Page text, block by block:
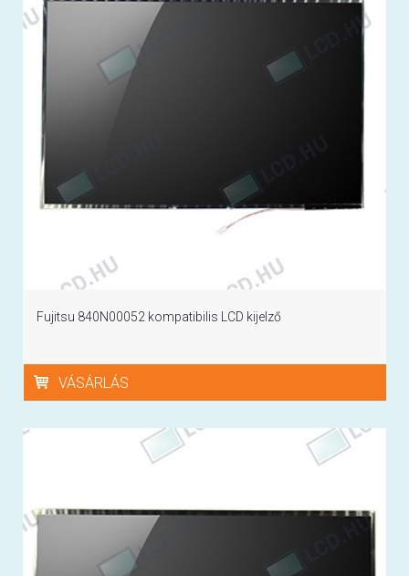
Fujitsu 840N00052 kompatibilis LCD kijelző
VÁSÁRLÁS